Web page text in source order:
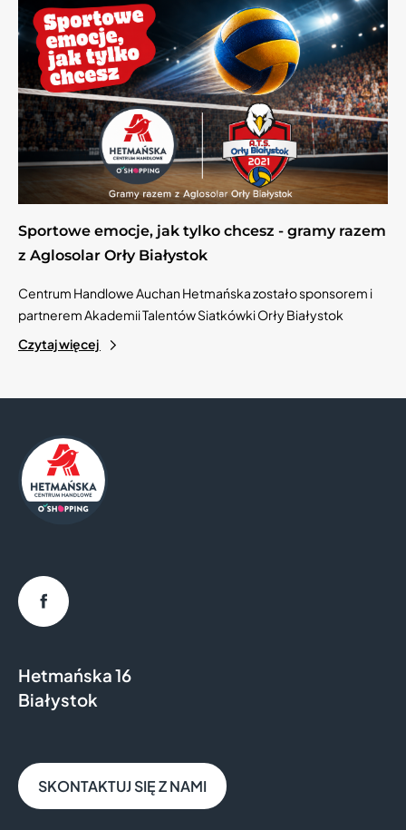
Sportowe emocje, jak tylko chcesz - gramy razem
z Aglosolar Orły Białystok
Centrum Handlowe Auchan Hetmańska zostało sponsorem i
partnerem Akademii Talentów Siatkówki Orły Białystok
Czytaj więcej
Hetmańska 16
Białystok
SKONTAKTUJ SIĘ Z NAMI
Facebook